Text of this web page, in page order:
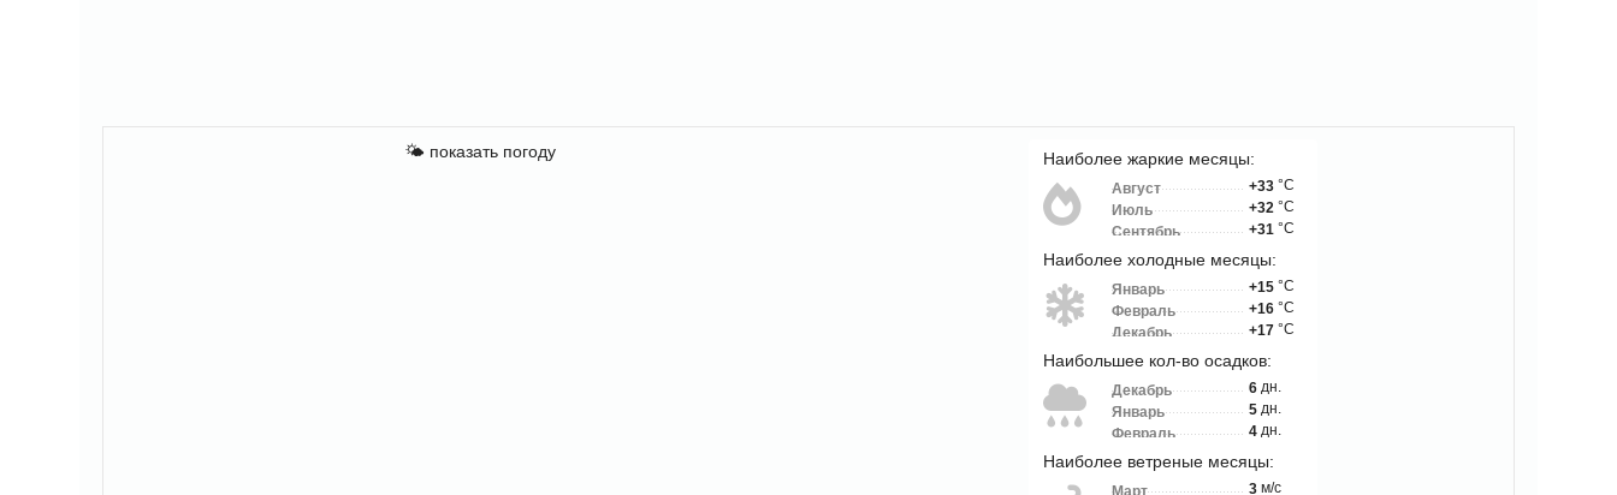
🌤 показать погоду Наиболее жаркие месяцы:
Август +33 °C
Июль
+32 °C
Сентябрь
+31 °C
Наиболее холодные месяцы:
Январь +15 °C
Февраль
+16 °C
Декабрь
+17 °C
Наибольшее кол-во осадков:
Декабрь 6 дн.
Январь
5 дн.
Февраль
4 дн.
Наиболее ветреные месяцы:
Март 3 м/с